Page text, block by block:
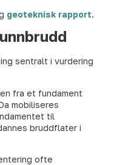
geoteknisk rapport.
sentralt i vurdering
fra et fundament
mobiliseres
til
bruddflater i
ofte